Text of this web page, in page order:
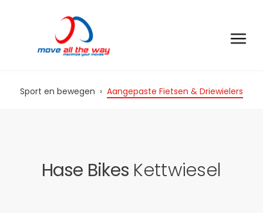
Sport en bewegen › Aangepaste Fietsen & Driewielers
Hase Bikes Kettwiesel